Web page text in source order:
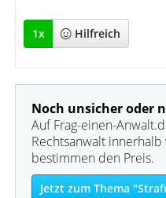
1x Hilfreich
Noch unsicher oder
Auf Frag-einen-
Rechtsanwalt innerhalb
bestimmen den Preis.
Jetzt zum Thema